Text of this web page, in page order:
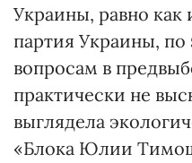
Украины, равно как
партия Украины,
вопросам в
практически не
выглядела
«Блока Юлии